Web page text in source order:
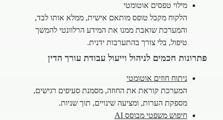
מילוי טפסים אוטומטי
הלקוח מקבל טופס מותאם אישית, ממלא אותו לבד,
והמערכת שואבת ממנו את המידע הרלוונטי להמשך
טיפול, בלי צורך בהתערבות ידנית.
פתרונות חכמים לניהול וייעול עבודת עורך הדין
ניתוח חוזים אוטומטי
המערכת קוראת את החוזה, מסמנת סעיפים רגישים,
מספקת הערות, ומציעה שינויים, תוך שניות.
חיפוש משפטי מבוסס AI